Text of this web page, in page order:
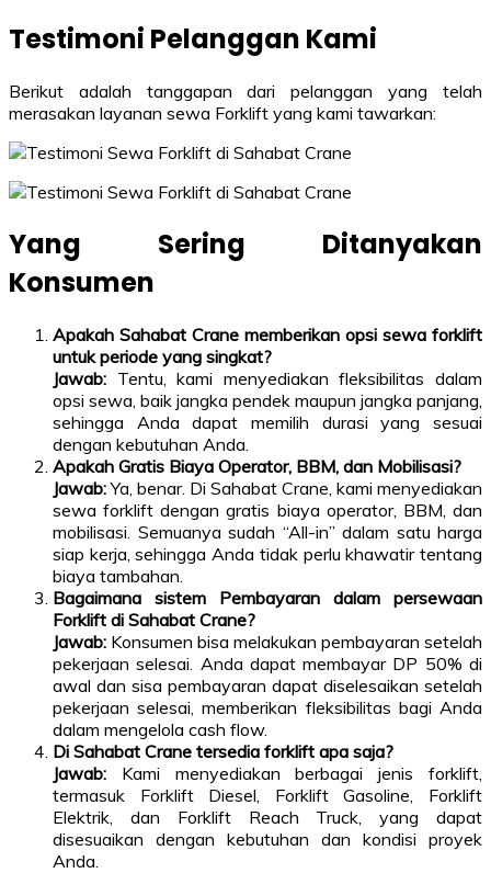
Testimoni Pelanggan Kami
Berikut adalah tanggapan dari pelanggan yang telah
merasakan layanan sewa Forklift yang kami tawarkan:
Yang Sering Ditanyakan
Konsumen
Apakah Sahabat Crane memberikan opsi sewa forklift
untuk periode yang singkat?
Jawab: Tentu, kami menyediakan fleksibilitas dalam
opsi sewa, baik jangka pendek maupun jangka panjang,
sehingga Anda dapat memilih durasi yang sesuai
dengan kebutuhan Anda.
Apakah Gratis Biaya Operator, BBM, dan Mobilisasi?
Jawab:Ya, benar. Di Sahabat Crane, kami menyediakan
sewa forklift dengan gratis biaya operator, BBM, dan
mobilisasi. Semuanya sudah “All-in” dalam satu harga
siap kerja, sehingga Anda tidak perlu khawatir tentang
biaya tambahan.
Bagaimana sistem Pembayaran dalam persewaan
Forklift di Sahabat Crane?
Jawab: Konsumen bisa melakukan pembayaran setelah
pekerjaan selesai. Anda dapat membayar DP 50% di
awal dan sisa pembayaran dapat diselesaikan setelah
pekerjaan selesai, memberikan fleksibilitas bagi Anda
dalam mengelola cash flow.
Di Sahabat Crane tersedia forklift apa saja?
Jawab: Kami menyediakan berbagai jenis forklift,
termasuk Forklift Diesel, Forklift Gasoline, Forklift
Elektrik, dan Forklift Reach Truck, yang dapat
disesuaikan dengan kebutuhan dan kondisi proyek
Anda.